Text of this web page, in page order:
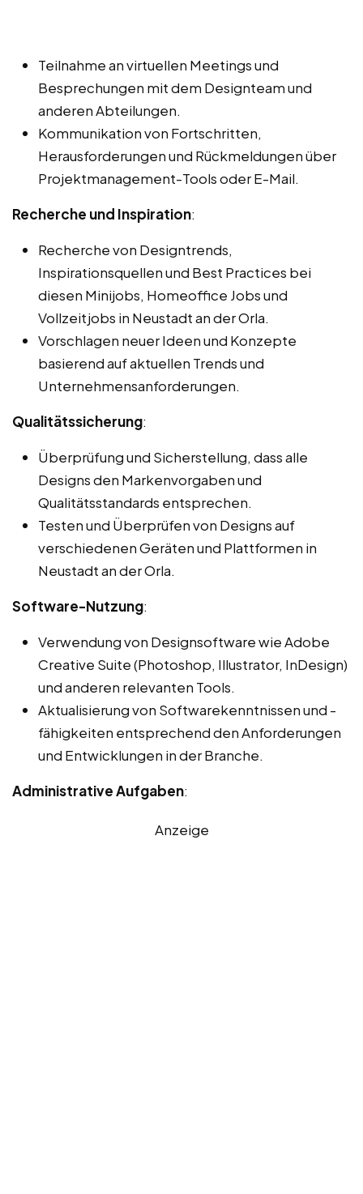
Teilnahme an virtuellen Meetings und
Besprechungen mit dem Designteam und
anderen Abteilungen.
Kommunikation von Fortschritten,
Herausforderungen und Rückmeldungen über
Projektmanagement-Tools oder E-Mail.
Recherche und Inspiration:
Recherche von Designtrends,
Inspirationsquellen und Best Practices bei
diesen Minijobs, Homeoffice Jobs und
Vollzeitjobs in Neustadt an der Orla.
Vorschlagen neuer Ideen und Konzepte
basierend auf aktuellen Trends und
Unternehmensanforderungen.
Qualitätssicherung:
Überprüfung und Sicherstellung, dass alle
Designs den Markenvorgaben und
Qualitätsstandards entsprechen.
Testen und Überprüfen von Designs auf
verschiedenen Geräten und Plattformen in
Neustadt an der Orla.
Software-Nutzung:
Verwendung von Designsoftware wie Adobe
Creative Suite (Photoshop, Illustrator, InDesign)
und anderen relevanten Tools.
Aktualisierung von Softwarekenntnissen und -
fähigkeiten entsprechend den Anforderungen
und Entwicklungen in der Branche.
Administrative Aufgaben:
Anzeige